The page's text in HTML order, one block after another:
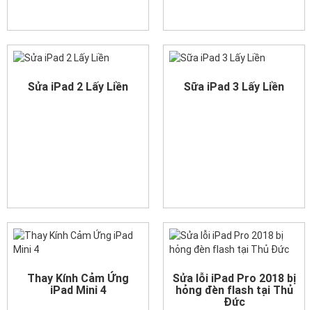
Sửa iPad 2 Lấy Liền Sữa iPad 3 Lấy Liền
Thay Kính Cảm Ứng
iPad Mini 4
Sửa lỗi iPad Pro 2018 bị
hỏng đèn flash tại Thủ
Đức